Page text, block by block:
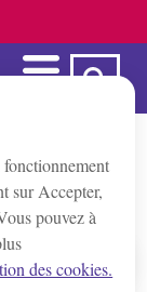
sur Accepter,
pouvez à
des cookies.
plan du site
Menu